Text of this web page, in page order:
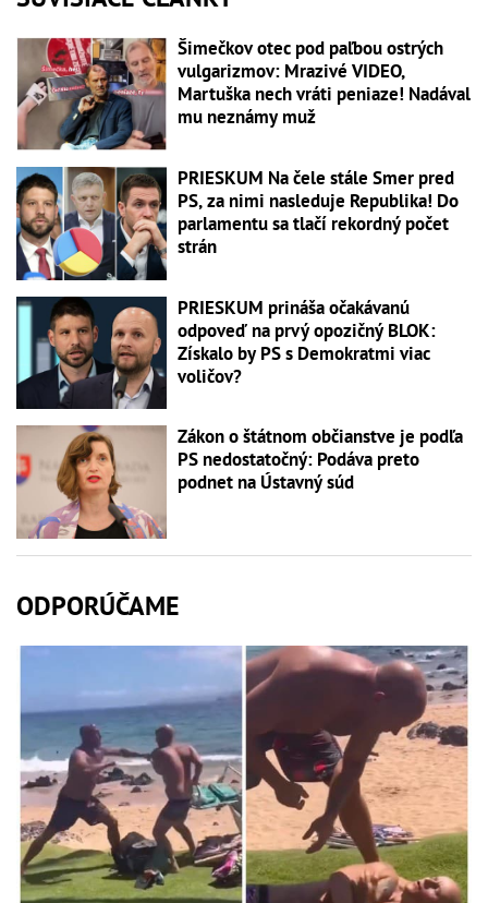
Šimečkov otec pod paľbou ostrých
vulgarizmov: Mrazivé VIDEO,
Martuška nech vráti peniaze! Nadával
mu neznámy muž
PRIESKUM Na čele stále Smer pred
PS, za nimi nasleduje Republika! Do
parlamentu sa tlačí rekordný počet
strán
PRIESKUM prináša očakávanú
odpoveď na prvý opozičný BLOK:
Získalo by PS s Demokratmi viac
voličov?
Zákon o štátnom občianstve je podľa
PS nedostatočný: Podáva preto
podnet na Ústavný súd
ODPORÚČAME